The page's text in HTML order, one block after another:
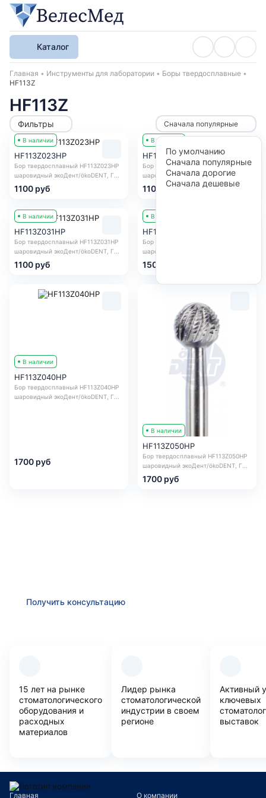
Каталог
Хлебные крошки
Главная Инструменты для лаборатории
Боры твердосплавные
HF113Z
HF113Z
Фильтры Сначала популярные
По умолчанию
Сначала популярные
Сначала дорогие
Сначала дешевые
В наличии
HF113Z023HP
Бор твердосплавный HF113Z023HP
шаровидный экоДент/ökoDENT, Г...
1100 руб
В наличии
HF113Z027HP
Бор твердосплавный HF113Z027HP
шаровидный экоДент/ökoDENT, Г...
1100 руб
В наличии
HF113Z031HP
Бор твердосплавный HF113Z031HP
шаровидный экоДент/ökoDENT, Г...
1100 руб
В наличии
HF113Z035HP
Бор твердосплавный HF113Z035HP
шаровидный экоДент/ökoDENT, Г...
1500 руб
В наличии
HF113Z040HP
Бор твердосплавный HF113Z040HP
шаровидный экоДент/ökoDENT, Г...
1700 руб
В наличии
HF113Z050HP
Бор твердосплавный HF113Z050HP
шаровидный экоДент/ökoDENT, Г...
1700 руб
Получить консультацию
15 лет на рынке
стоматологического
оборудования и
расходных
материалов
Лидер рынка
стоматологической
индустрии в своем
регионе
Активный
ключевых
выставок
Главная О компании